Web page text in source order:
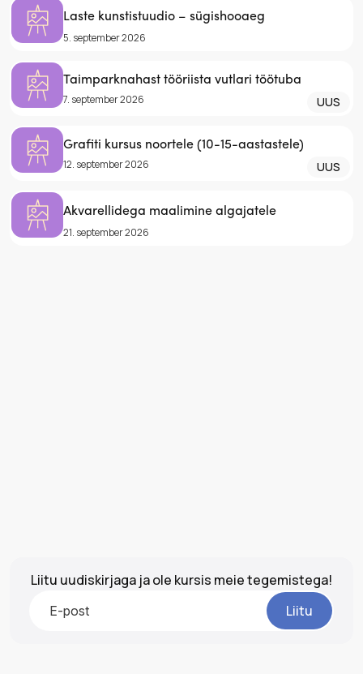
Laste kunstistuudio – sügishooaeg
5. september 2026
Taimparknahast tööriista vutlari töötuba
7. september 2026 UUS
Grafiti kursus noortele (10-15-aastastele)
12. september 2026 UUS
Akvarellidega maalimine algajatele
21. september 2026
Liitu uudiskirjaga ja ole kursis meie tegemistega!
Liitu